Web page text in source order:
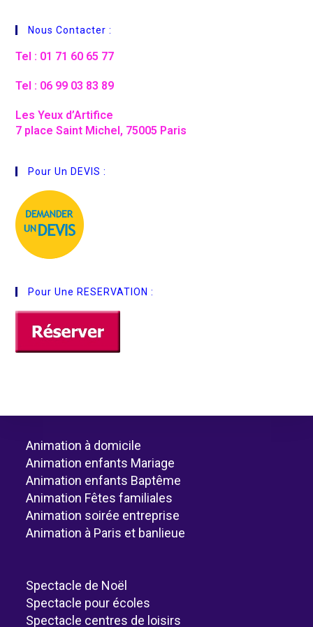
Nous Contacter :
Tel : 01 71 60 65 77
Tel : 06 99 03 83 89
Les Yeux d’Artifice
7 place Saint Michel, 75005 Paris
Pour Un DEVIS :
Pour Une RESERVATION :
Animation à domicile
Animation enfants Mariage
Animation enfants Baptême
Animation Fêtes familiales
Animation soirée entreprise
Animation à Paris et banlieue
Spectacle de Noël
Spectacle pour écoles
Spectacle centres de loisirs